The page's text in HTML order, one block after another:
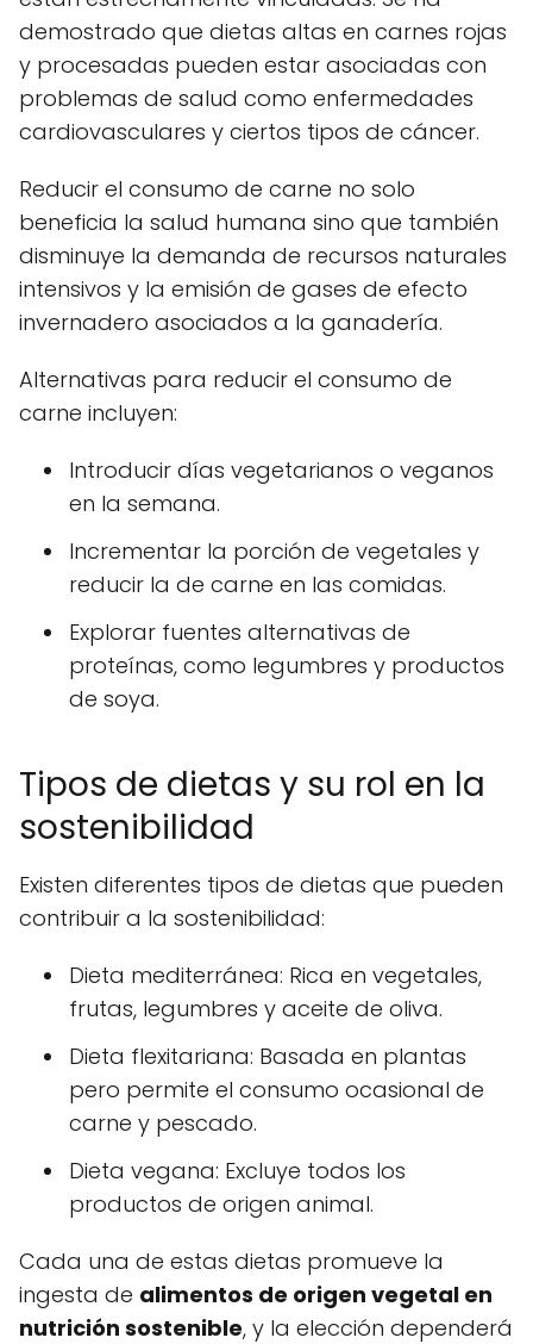
demostrado que dietas altas en carnes rojas
y procesadas pueden estar asociadas con
problemas de salud como enfermedades
cardiovasculares y ciertos tipos de cáncer.
Reducir el consumo de carne no solo
beneficia la salud humana sino que también
disminuye la demanda de recursos naturales
intensivos y la emisión de gases de efecto
invernadero asociados a la ganadería.
Alternativas para reducir el consumo de
carne incluyen:
Introducir días vegetarianos o veganos
en la semana.
Incrementar la porción de vegetales y
reducir la de carne en las comidas.
Explorar fuentes alternativas de
proteínas, como legumbres y productos
de soya.
Tipos de dietas y su rol en la
sostenibilidad
Existen diferentes tipos de dietas que pueden
contribuir a la sostenibilidad:
Dieta mediterránea: Rica en vegetales,
frutas, legumbres y aceite de oliva.
Dieta flexitariana: Basada en plantas
pero permite el consumo ocasional de
carne y pescado.
Dieta vegana: Excluye todos los
productos de origen animal.
Cada una de estas dietas promueve la
ingesta de alimentos de origen vegetal en
nutrición sostenible, y la elección dependerá